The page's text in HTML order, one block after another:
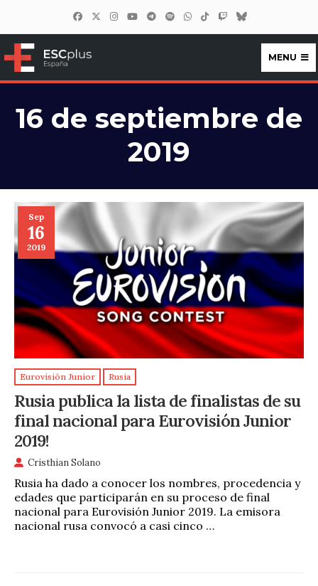
ESCplus España
MENU
16 de septiembre de
2019
Sep
16
2019
Eurovisión Junior Rusia
Rusia publica la lista de finalistas de su
final nacional para Eurovisión Junior
2019!
Cristhian Solano
Rusia ha dado a conocer los nombres, procedencia y
edades que participarán en su proceso de final
nacional para Eurovisión Junior 2019. La emisora
nacional rusa convocó a casi cinco …